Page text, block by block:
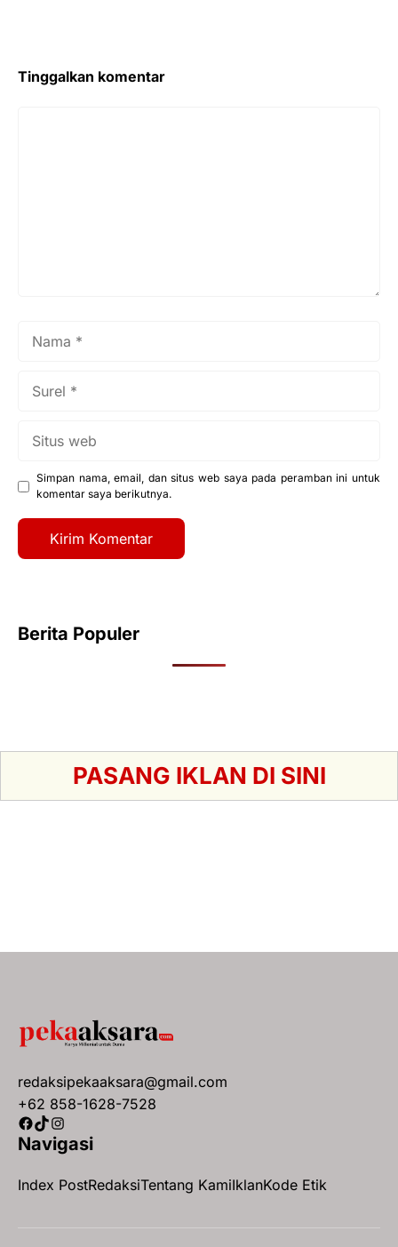
Tinggalkan komentar
Simpan nama, email, dan situs web saya pada peramban ini untuk
komentar saya berikutnya.
Berita Populer
PASANG IKLAN DI SINI
redaksipekaaksara@gmail.com
+62 858-1628-7528
Facebook
TikTok
Instagram
Navigasi
Index PostRedaksiTentang KamiIklanKode Etik